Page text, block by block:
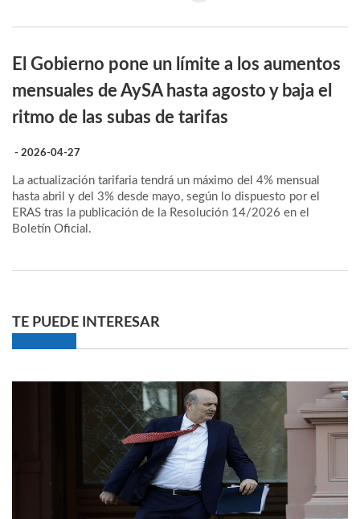
El Gobierno pone un límite a los aumentos
mensuales de AySA hasta agosto y baja el
ritmo de las subas de tarifas
- 2026-04-27
La actualización tarifaria tendrá un máximo del 4% mensual
hasta abril y del 3% desde mayo, según lo dispuesto por el
ERAS tras la publicación de la Resolución 14/2026 en el
Boletín Oficial.
TE PUEDE INTERESAR